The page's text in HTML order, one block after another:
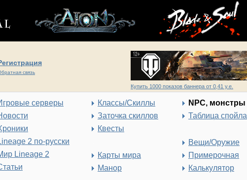
связь
Купить 1000 показов баннера от 0,41 у.е.
серверы
2 по-русски
Lineage 2
Классы/Скиллы
Заточка скиллов
Квесты
Карты мира
Манор
NPC, монстры
Таблица спойла
Вещи/Оружие
Примерочная
Калькулятор